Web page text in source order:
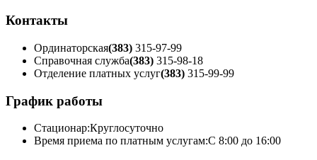
Контакты
Ординаторская(383) 315-97-99
Справочная служба(383) 315-98-18
Отделение платных услуг(383) 315-99-99
График работы
Стационар:Круглосуточно
Время приема по платным услугам:С 8:00 до 16:00